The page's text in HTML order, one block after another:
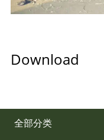
Download
全部分类